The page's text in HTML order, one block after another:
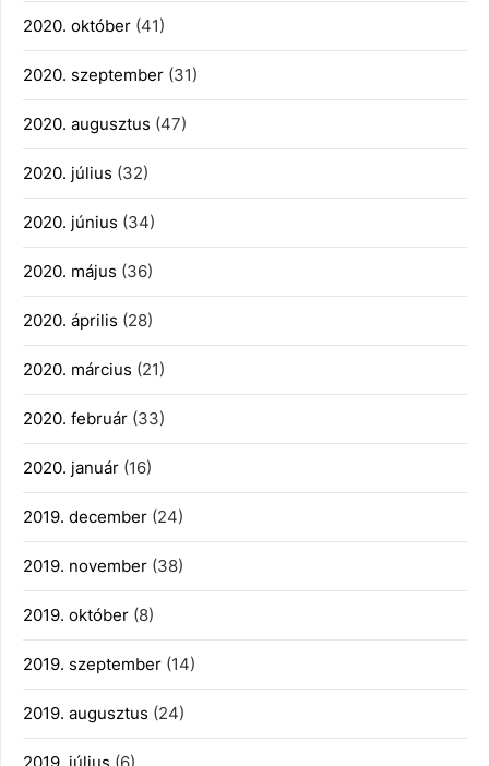
2020. október (41)
2020. szeptember (31)
2020. augusztus (47)
2020. július (32)
2020. június (34)
2020. május (36)
2020. április (28)
2020. március (21)
2020. február (33)
2020. január (16)
2019. december (24)
2019. november (38)
2019. október (8)
2019. szeptember (14)
2019. augusztus (24)